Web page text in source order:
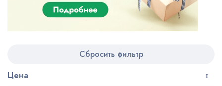
Сбросить фильтр
Цена